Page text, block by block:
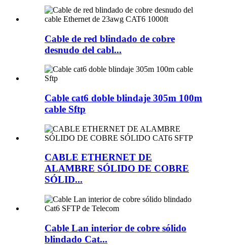
Cable de red blindado de cobre
desnudo del cabl...
Cable cat6 doble blindaje 305m 100m
cable Sftp
CABLE ETHERNET DE
ALAMBRE SÓLIDO DE COBRE
SÓLID...
Cable Lan interior de cobre sólido
blindado Cat...